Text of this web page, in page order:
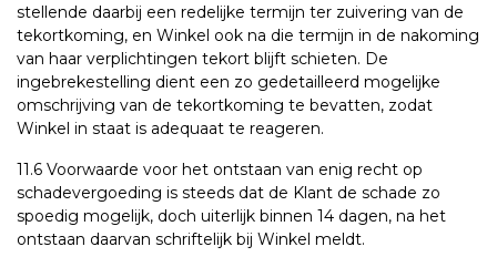
stellende daarbij een redelijke termijn ter zuivering van de
tekortkoming, en Winkel ook na die termijn in de nakoming
van haar verplichtingen tekort blijft schieten. De
ingebrekestelling dient een zo gedetailleerd mogelijke
omschrijving van de tekortkoming te bevatten, zodat
Winkel in staat is adequaat te reageren.
11.6 Voorwaarde voor het ontstaan van enig recht op
schadevergoeding is steeds dat de Klant de schade zo
spoedig mogelijk, doch uiterlijk binnen 14 dagen, na het
ontstaan daarvan schriftelijk bij Winkel meldt.